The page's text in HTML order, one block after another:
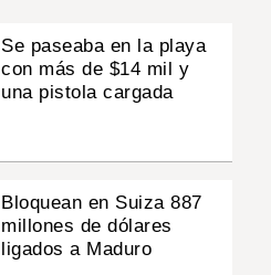
Se paseaba en la playa
con más de $14 mil y
una pistola cargada
Bloquean en Suiza 887
millones de dólares
ligados a Maduro